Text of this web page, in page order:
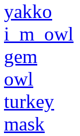
yakko
i_m_owl
gem
owl
turkey
mask